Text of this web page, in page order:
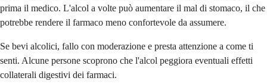
prima il medico. L'alcol a volte può aumentare il mal di stomaco, il che
potrebbe rendere il farmaco meno confortevole da assumere.
Se bevi alcolici, fallo con moderazione e presta attenzione a come ti
senti. Alcune persone scoprono che l'alcol peggiora eventuali effetti
collaterali digestivi dei farmaci.